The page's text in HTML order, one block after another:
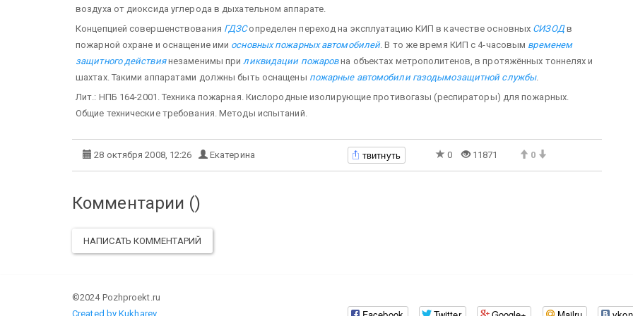
воздуха от диоксида углерода в дыхательном аппарате.
Концепцией совершенствования ГДЗСопределен переход на эксплуатацию КИП в качестве основных СИЗОДв
пожарной охране и оснащение ими основных пожарных автомобилей. В то же время КИП с 4-часовым временем
защитного действиянезаменимы при ликвидации пожаровна объектах метрополитенов, в протяжённых тоннелях и
шахтах. Такими аппаратами должны быть оснащены пожарные автомобили газодымозащитной службы.
Лит.: НПБ 164-2001. Техника пожарная. Кислородные изолирующие противогазы (респираторы) для пожарных.
Общие технические требования. Методы испытаний.
28 октября 2008, 12:26 Екатерина твитнуть 0 11871 0
Комментарии ()
НАПИСАТЬ КОММЕНТАРИЙ
©2024 Pozhproekt.ru
Created by Kukharev